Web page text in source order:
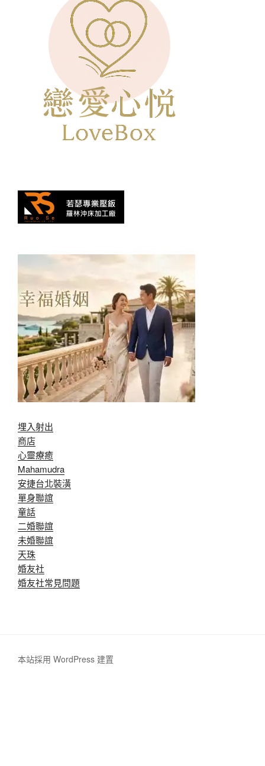
埋入射出
商店
心靈療癒
Mahamudra
安捷台北裝潢
單身聯誼
童話
二婚聯誼
未婚聯誼
天珠
婚友社
婚友社常見問題
本站採用 WordPress 建置